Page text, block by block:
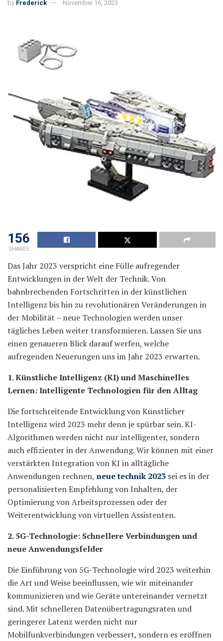
by Frederick November 16, 2023
156
SHARES
Das Jahr 2023 verspricht eine Fülle aufregender
Entwicklungen in der Welt der Technik. Von
bahnbrechenden Fortschritten in der künstlichen
Intelligenz bis hin zu revolutionären Veränderungen in
der Mobilität – neue Technologien werden unser
tägliches Leben weiter transformieren. Lassen Sie uns
einen genaueren Blick darauf werfen, welche
aufregenden Neuerungen uns im Jahr 2023 erwarten.
1. Künstliche Intelligenz (KI) und Maschinelles
Lernen: Intelligente Technologien für den Alltag
Die fortschreitende Entwicklung von Künstlicher
Intelligenz wird 2023 mehr denn je spürbar sein. KI-
Algorithmen werden nicht nur intelligenter, sondern
auch effizienter in der Anwendung. Wir können mit einer
verstärkten Integration von KI in alltägliche
Anwendungen rechnen, neue technik 2023 sei es in der
personalisierten Empfehlung von Inhalten, der
Optimierung von Arbeitsprozessen oder der
Weiterentwicklung von virtuellen Assistenten.
2. 5G-Technologie: Schnellere Verbindungen und
neue Anwendungsfelder
Die Einführung von 5G-Technologie wird 2023 weiterhin
die Art und Weise beeinflussen, wie wir miteinander
kommunizieren und wie Geräte untereinander vernetzt
sind. Mit schnelleren Datenübertragungsraten und
geringerer Latenz werden nicht nur
Mobilfunkverbindungen verbessert, sondern es eröffnen